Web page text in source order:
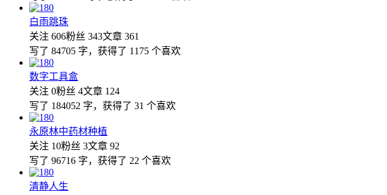
白雨跳珠
关注 606粉丝 343文章 361
写了 84705 字，获得了 1175 个喜欢
数字工具盒
关注 0粉丝 4文章 124
写了 184052 字，获得了 31 个喜欢
永原林中药材种植
关注 10粉丝 3文章 92
写了 96716 字，获得了 22 个喜欢
清静人生